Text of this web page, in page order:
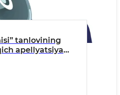
tanlovining
apellyatsiya